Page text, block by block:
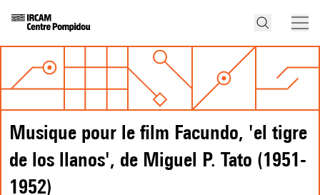
Musique pour le film Facundo, 'el tigre
de los llanos', de Miguel P. Tato (1951-
1952)